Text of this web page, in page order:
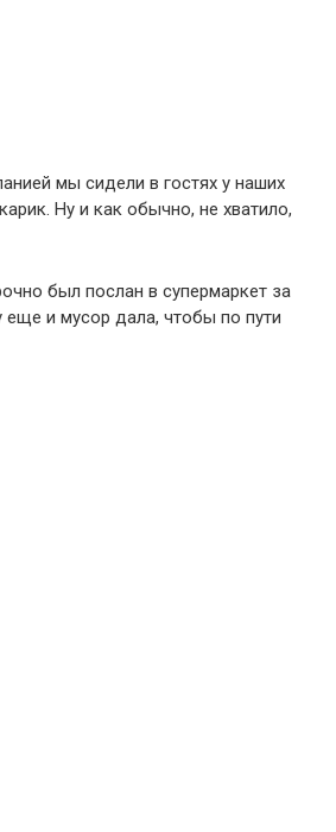
мы сидели в гостях у наших
Ну и как обычно, не хватило,
был послан в супермаркет за
и мусор дала, чтобы по пути